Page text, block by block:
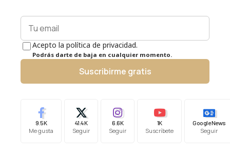
Acepto la política de privacidad.
Podrás darte de baja en cualquier momento.
Suscribirme gratis
9.5K
Me gusta
41.4K
Seguir
6.6K
Seguir
1K
Suscríbete
Google News
Seguir